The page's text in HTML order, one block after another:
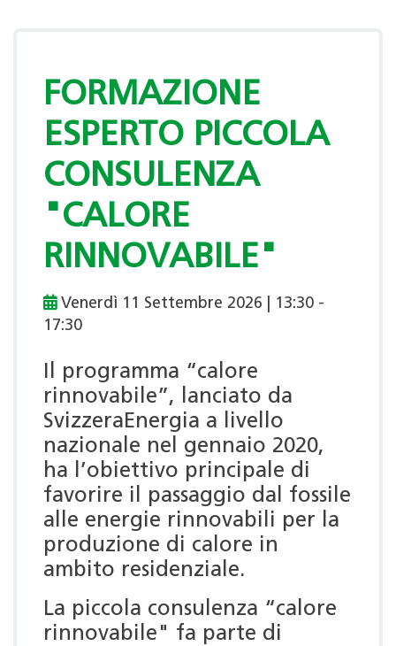
FORMAZIONE
ESPERTO PICCOLA
CONSULENZA
"CALORE
RINNOVABILE"
Venerdì 11 Settembre 2026 | 13:30 -
17:30
Il programma “calore
rinnovabile”, lanciato da
SvizzeraEnergia a livello
nazionale nel gennaio 2020,
ha l’obiettivo principale di
favorire il passaggio dal fossile
alle energie rinnovabili per la
produzione di calore in
ambito residenziale.
La piccola consulenza “calore
rinnovabile" fa parte di